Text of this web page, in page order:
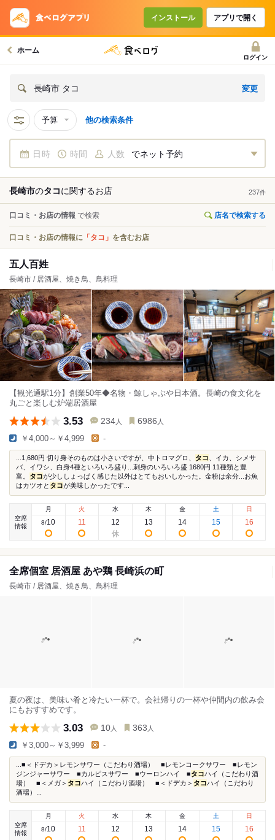
インストール アプリで開く
ホーム
ログイン
長崎市 タコ 変更
予算 他の検索条件
日時 時間 人数 でネット予約
長崎市のタコに関するお店 237件
口コミ・お店の情報 で検索 店名で検索する
口コミ・お店の情報に 「タコ」 を含むお店
五人百姓
長崎市 / 居酒屋、焼き鳥、鳥料理
【観光通駅1分】創業50年◆名物・鯨しゃぶや日本酒。長崎の食文化を
丸ごと楽しむ炉端居酒屋
3.53 234 人 6986 人
￥4,000～￥4,999 -
...1,680円 切り身そのものは小さいですが、中トロマグロ、 タコ 、イカ、シメサ
バ、イワシ、白身4種といろいろ盛り...刺身のいろいろ盛 1680円 11種類と豊
富。 タコが少ししょっぱく感じた以外はとてもおいしかった。金粉は余分...お魚
はカツオと タコが美味しかったです...
空席
情報
月
8/10
火
11
水
12
木
13
金
14
土
15
日
16
全席個室 居酒屋 あや鶏 長崎浜の町
長崎市 / 居酒屋、焼き鳥、鳥料理
夏の夜は、美味い肴と冷たい一杯で。会社帰りの一杯や仲間内の飲み会
にもおすすめです。
3.03 10 人 363 人
￥3,000～￥3,999 -
...■＜ドデカ＞レモンサワー（こだわり酒場） ■レモンコークサワー ■レモン
ジンジャーサワー ■カルピスサワー ■ウーロンハイ ■タコハイ（こだわり酒
場） ■＜メガ＞ タコハイ（こだわり酒場） ■＜ドデカ＞ タコハイ（こだわり
酒場）...
空席
情報
月
8/10
火
11
水
12
木
13
金
14
土
15
日
16